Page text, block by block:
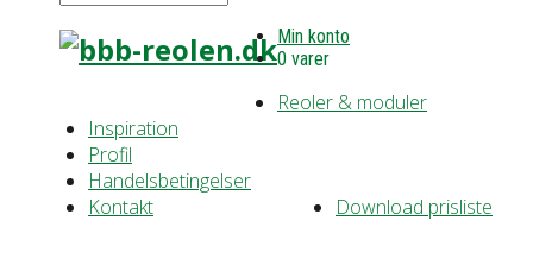
Min konto
0 varer
Reoler & moduler
Inspiration
Profil
Handelsbetingelser
Download prisliste
Kontakt